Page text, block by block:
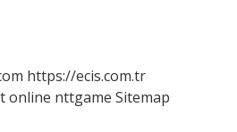
https://ecis.com.tr
online nttgame Sitemap